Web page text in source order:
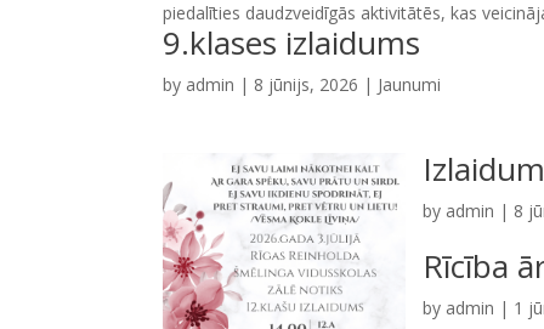
piedalīties daudzveidīgās aktivitātēs, kas
9.klases izlaidums
by admin | 8 jūnijs, 2026 | Jaunumi
by admin | 8
Rīcība
by admin | 1